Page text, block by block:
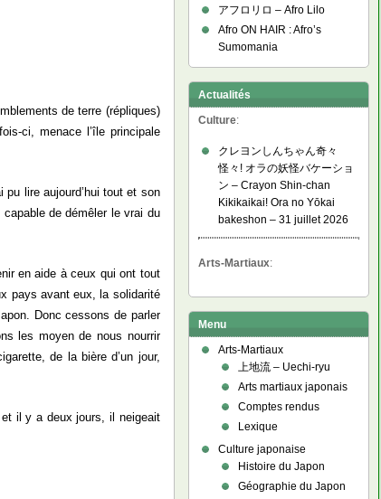
de terre (répliques)
ci, menace l’île principale
pu lire aujourd’hui tout et son
de démêler le vrai du
en aide à ceux qui ont tout
pays avant eux, la solidarité
Donc cessons de parler
les moyen de nous nourrir
de la bière d’un jour,
il y a deux jours, il neigeait
アフロリロ – Afro Lilo
Afro ON HAIR : Afro’s
Sumomania
Actualités
Culture:
クレヨンしんちゃん奇々
怪々! オラの妖怪バケーショ
ン – Crayon Shin-chan
Kikikaikai! Ora no Yōkai
bakeshon – 31 juillet 2026
Arts-Martiaux:
Menu
Arts-Martiaux
上地流 – Uechi-ryu
Arts martiaux japonais
Comptes rendus
Lexique
Culture japonaise
Histoire du Japon
Géographie du Japon